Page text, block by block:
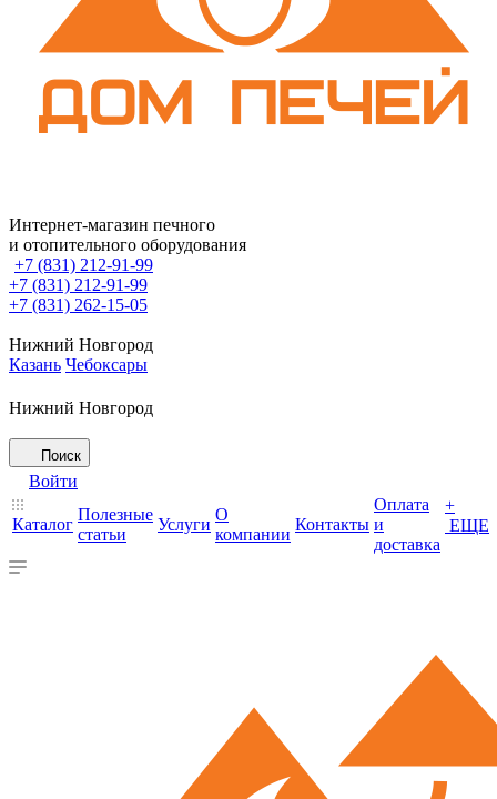
Интернет-магазин печного
и отопительного оборудования
+7 (831) 212-91-99
+7 (831) 212-91-99
+7 (831) 262-15-05
Нижний Новгород
Казань Чебоксары
Нижний Новгород
Поиск
Войти
Каталог
Полезные
статьи
Услуги
О
компании
Контакты
Оплата
и
доставка
+
ЕЩЕ